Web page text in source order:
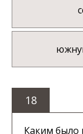
18
Каким было